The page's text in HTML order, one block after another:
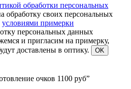
обработки персональных
обработку своих персональных
условиями примерки
персональных данных
и пригласим на примерку,
доставлены в оптику.
OK
очков 1100 руб”